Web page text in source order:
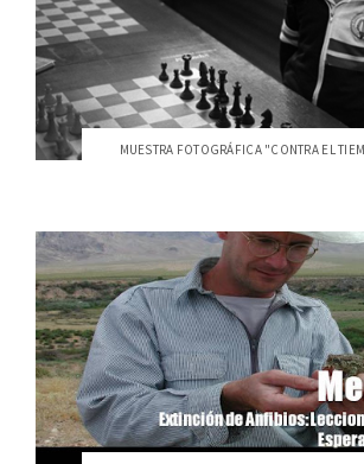
MUESTRA FOTOGRÁFICA "CONTRA EL